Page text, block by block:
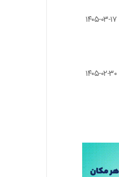
۱۴۰۵-۰۳-۱۷
۱۴۰۵-۰۲-۳۰